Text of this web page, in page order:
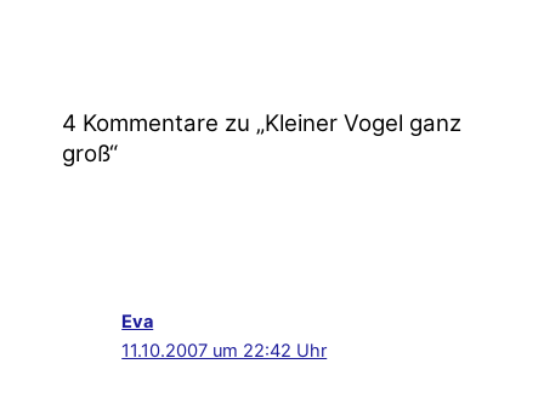
4 Kommentare zu „Kleiner Vogel ganz
groß“
Eva
11.10.2007 um 22:42 Uhr